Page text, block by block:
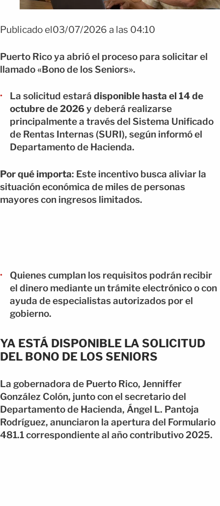
Publicado el03/07/2026 a las 04:10
Puerto Rico ya abrió el proceso para solicitar el
llamado «Bono de los Seniors».
La solicitud estará disponible hasta el 14 de
octubre de 2026y deberá realizarse
principalmente a través del Sistema Unificado
de Rentas Internas (SURI), según informó el
Departamento de Hacienda.
Por qué importa: Este incentivo busca aliviar la
situación económica de miles de personas
mayores con ingresos limitados.
Quienes cumplan los requisitos podrán recibir
el dinero mediante un trámite electrónico o con
ayuda de especialistas autorizados por el
gobierno.
YA ESTÁ DISPONIBLE LA SOLICITUD
DEL BONO DE LOS SENIORS
La gobernadora de Puerto Rico, Jenniffer
González Colón, junto con el secretario del
Departamento de Hacienda, Ángel L. Pantoja
Rodríguez, anunciaron la apertura del Formulario
481.1 correspondiente al año contributivo 2025.